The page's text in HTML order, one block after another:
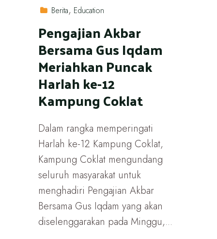
Berita Education
Pengajian Akbar
Bersama Gus Iqdam
Meriahkan Puncak
Harlah ke-12
Kampung Coklat
Dalam rangka memperingati
Harlah ke-12 Kampung Coklat,
Kampung Coklat mengundang
seluruh masyarakat untuk
menghadiri Pengajian Akbar
Bersama Gus Iqdam yang akan
diselenggarakan pada Minggu,...